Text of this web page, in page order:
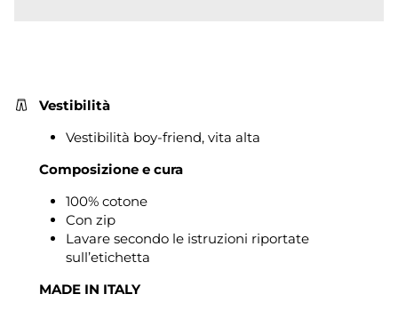
Vestibilità
Vestibilità boy-friend, vita alta
Composizione e cura
100% cotone
Con zip
L avare secondo le istruzioni riportate
sull’etichetta
MADE IN ITALY